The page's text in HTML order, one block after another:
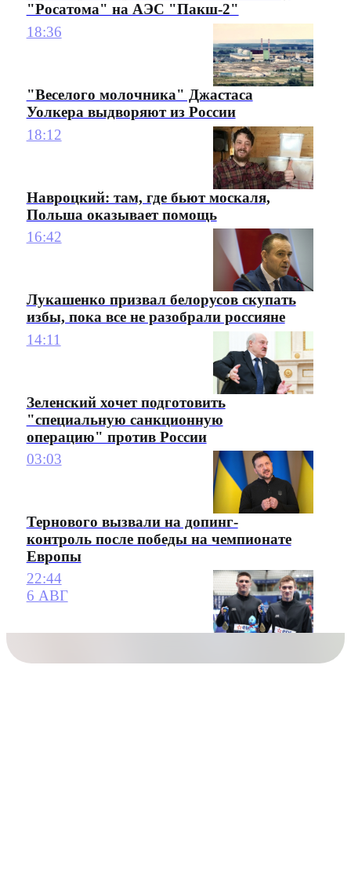
"Росатома" на АЭС "Пакш-2"
18:36
"Веселого молочника" Джастаса
Уолкера выдворяют из России
18:12
Навроцкий: там, где бьют москаля,
Польша оказывает помощь
16:42
Лукашенко призвал белорусов скупать
избы, пока все не разобрали россияне
14:11
Зеленский хочет подготовить
"специальную санкционную
операцию" против России
03:03
Тернового вызвали на допинг-
контроль после победы на чемпионате
Европы
22:44
6 АВГ